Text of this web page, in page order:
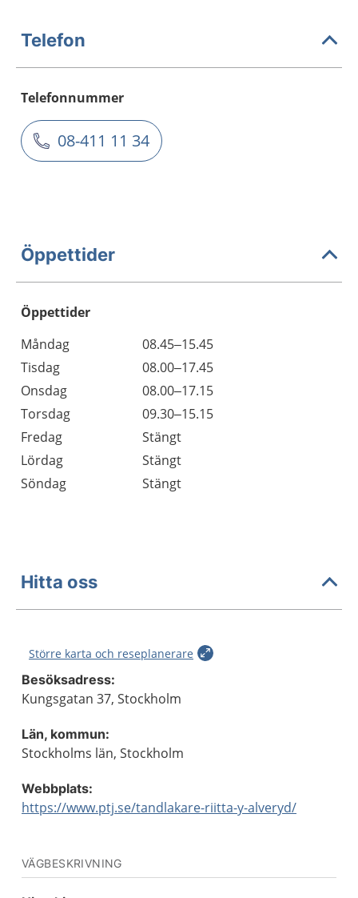
Telefon
Telefonnummer
08-411 11 34
Öppettider
Öppettider
Dag
Öppettider
Kommentarer
Måndag
08.45–15.45
Tisdag
08.00–17.45
Onsdag
08.00–17.15
Torsdag
09.30–15.15
Fredag
Stängt
Lördag
Stängt
Söndag
Stängt
Hitta oss
Större karta och reseplanerare
Besöksadress:
Kungsgatan 37, Stockholm
Län, kommun:
Stockholms län, Stockholm
Webbplats:
https://www.ptj.se/tandlakare-riitta-y-alveryd/
VÄGBESKRIVNING